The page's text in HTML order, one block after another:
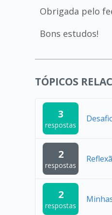
Obrigada pelo
Bons estudos!
TÓPICOS
3
respostas
2
respostas
2
respostas